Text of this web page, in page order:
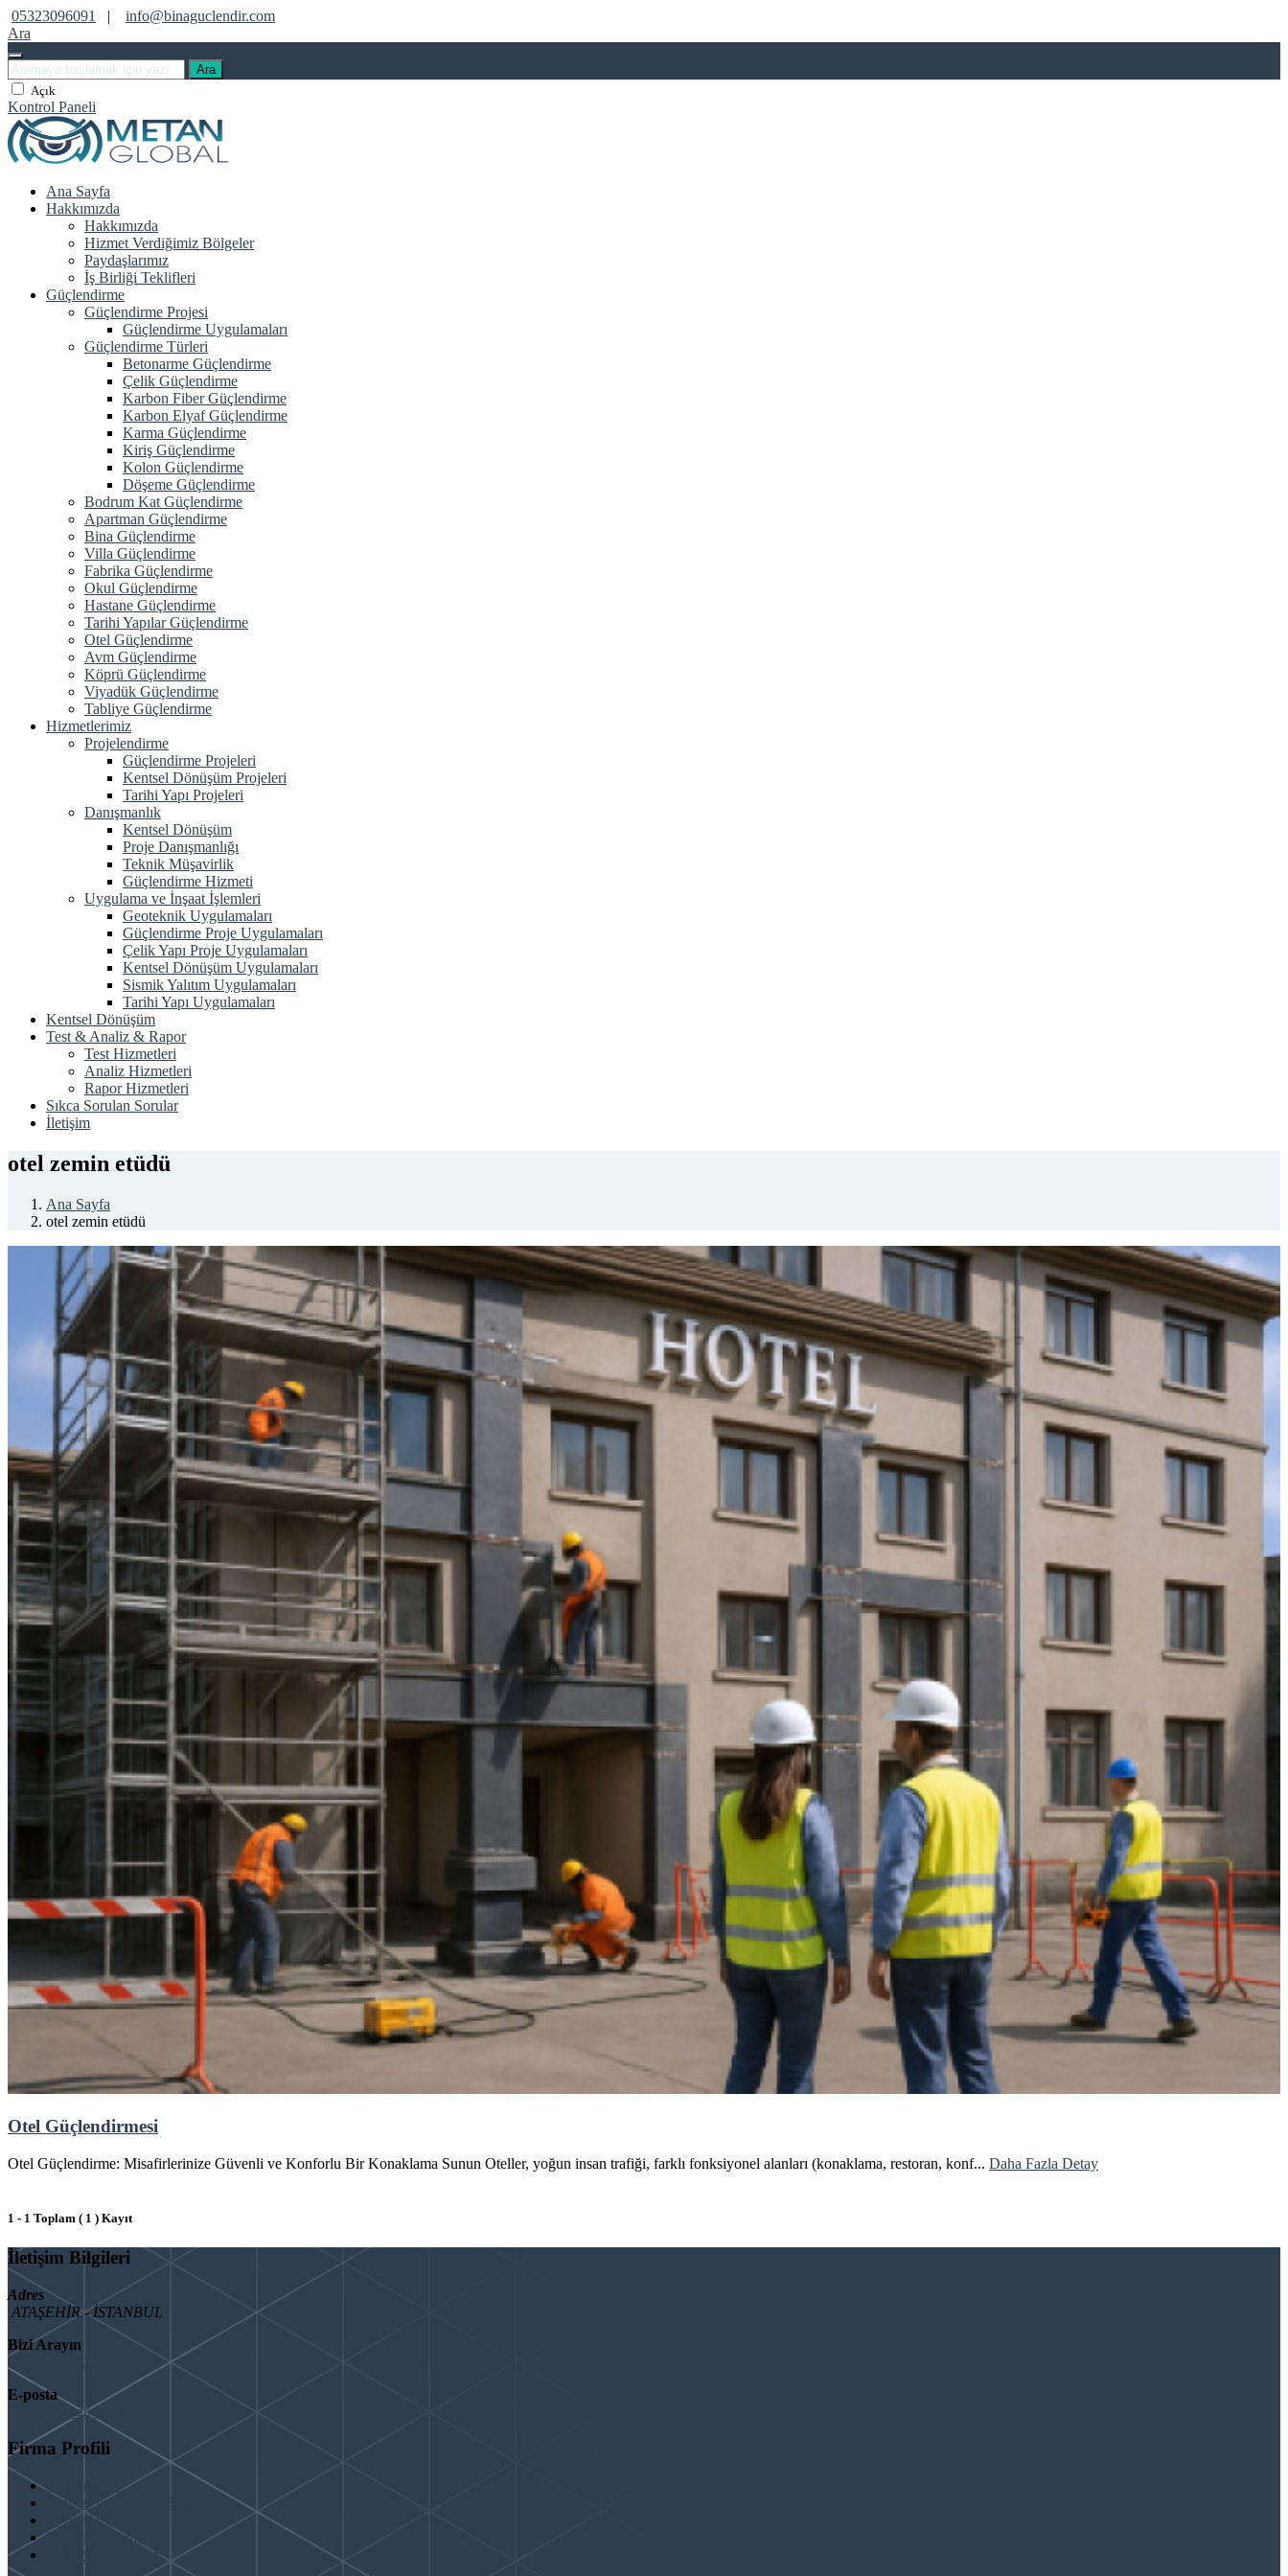
05323096091 |
info@binaguclendir.com
Ara
Ara
Açık
Kontrol Paneli
Ana Sayfa
Hakkımızda
Hakkımızda
Hizmet Verdiğimiz Bölgeler
Paydaşlarımız
İş Birliği Teklifleri
Güçlendirme
Güçlendirme Projesi
Güçlendirme Uygulamaları
Güçlendirme Türleri
Betonarme Güçlendirme
Çelik Güçlendirme
Karbon Fiber Güçlendirme
Karbon Elyaf Güçlendirme
Karma Güçlendirme
Kiriş Güçlendirme
Kolon Güçlendirme
Döşeme Güçlendirme
Bodrum Kat Güçlendirme
Apartman Güçlendirme
Bina Güçlendirme
Villa Güçlendirme
Fabrika Güçlendirme
Okul Güçlendirme
Hastane Güçlendirme
Tarihi Yapılar Güçlendirme
Otel Güçlendirme
Avm Güçlendirme
Köprü Güçlendirme
Viyadük Güçlendirme
Tabliye Güçlendirme
Hizmetlerimiz
Projelendirme
Güçlendirme Projeleri
Kentsel Dönüşüm Projeleri
Tarihi Yapı Projeleri
Danışmanlık
Kentsel Dönüşüm
Proje Danışmanlığı
Teknik Müşavirlik
Güçlendirme Hizmeti
Uygulama ve İnşaat İşlemleri
Geoteknik Uygulamaları
Güçlendirme Proje Uygulamaları
Çelik Yapı Proje Uygulamaları
Kentsel Dönüşüm Uygulamaları
Sismik Yalıtım Uygulamaları
Tarihi Yapı Uygulamaları
Kentsel Dönüşüm
Test & Analiz & Rapor
Test Hizmetleri
Analiz Hizmetleri
Rapor Hizmetleri
Sıkca Sorulan Sorular
İletişim
otel zemin etüdü
Ana Sayfa
otel zemin etüdü
Otel Güçlendirmesi
Otel Güçlendirme: Misafirlerinize Güvenli ve Konforlu Bir Konaklama Sunun Oteller, yoğun insan trafiği, farklı fonksiyonel alanları (konaklama, restoran, konf... Daha Fazla Detay
1 - 1 Toplam ( 1 ) Kayıt
İletişim Bilgileri
Adres
ATAŞEHİR - İSTANBUL
Bizi Arayın
E-posta
info@binaguclendir.com
Firma Profili
Hakkımızda
Hizmet Verdiğimiz Bölgeler
Paydaşlarımız
İş Birliği Teklifleri
Şartlar ve Koşullar